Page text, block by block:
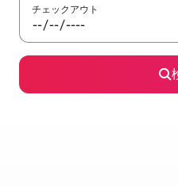
チェックアウト